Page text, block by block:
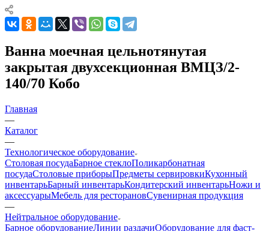
Ванна моечная цельнотянутая
закрытая двухсекционная ВМЦЗ/2-
140/70 Кобо
Главная
—
Каталог
—
Технологическое оборудование
Столовая посудаБарное стеклоПоликарбонатная
посудаСтоловые приборыПредметы сервировкиКухонный
инвентарьБарный инвентарьКондитерский инвентарьНожи и
аксессуарыМебель для ресторановСувенирная продукция
—
Нейтральное оборудование
Барное оборудованиеЛинии раздачиОборудование для фаст-